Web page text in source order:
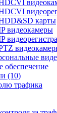
карты
видеокамеры
обеспечение
(10)
трафика